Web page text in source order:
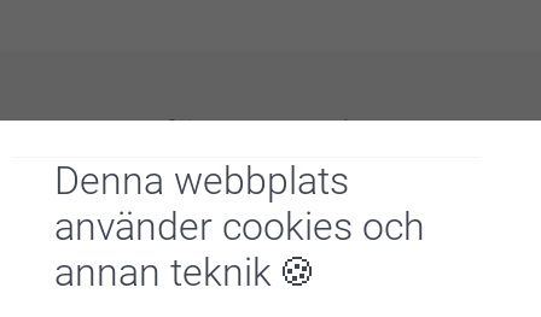
Denna webbplats
använder cookies och
annan teknik
Varförsmartphoto?